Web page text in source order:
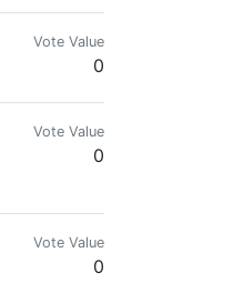
Vote Value
0
Vote Value
0
Vote Value
0